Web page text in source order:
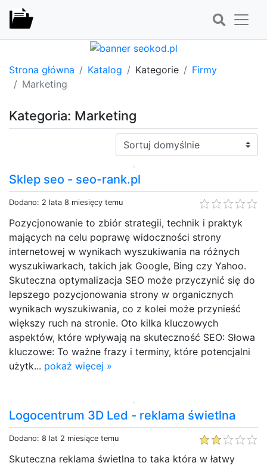
Strona główna Katalog Kategorie
Firmy
Marketing
Kategoria: Marketing
Sortuj:
Sklep seo - seo-rank.pl
Dodano: 2 lata 8 miesięcy temu
Pozycjonowanie to zbiór strategii, technik i praktyk
mających na celu poprawę widoczności strony
internetowej w wynikach wyszukiwania na różnych
wyszukiwarkach, takich jak Google, Bing czy Yahoo.
Skuteczna optymalizacja SEO może przyczynić się do
lepszego pozycjonowania strony w organicznych
wynikach wyszukiwania, co z kolei może przynieść
większy ruch na stronie. Oto kilka kluczowych
aspektów, które wpływają na skuteczność SEO: Słowa
kluczowe: To ważne frazy i terminy, które potencjalni
użytk... pokaż więcej »
Logocentrum 3D Led - reklama świetlna
Dodano: 8 lat 2 miesiące temu
Skuteczna reklama świetlna to taka która w łatwy